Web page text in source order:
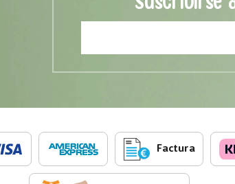
Factura